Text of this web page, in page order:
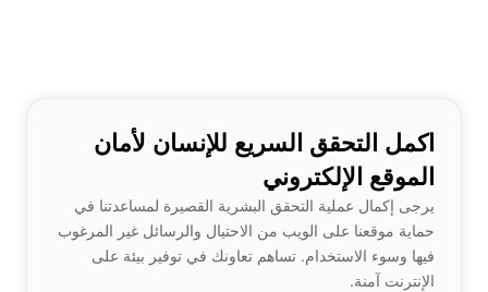
اكمل التحقق السريع للإنسان لأمان
الموقع الإلكتروني
يرجى إكمال عملية التحقق البشرية القصيرة لمساعدتنا في
حماية موقعنا على الويب من الاحتيال والرسائل غير المرغوب
فيها وسوء الاستخدام. تساهم تعاونك في توفير بيئة على
الإنترنت آمنة.